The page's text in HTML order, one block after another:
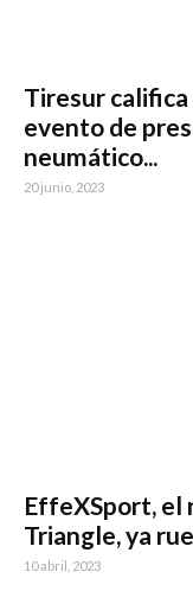
Tiresur califica
evento de
neumático...
20 junio, 2023
EffeXSport, el
Triangle, ya
10 abril, 2023